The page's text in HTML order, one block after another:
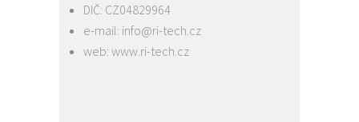
DIČ: CZ04829964
e-mail: info@ri-tech.cz
web: www.ri-tech.cz